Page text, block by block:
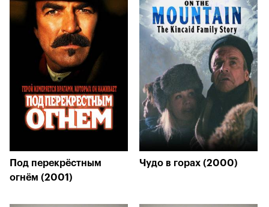
Под перекрёстным
огнём (2001)
Чудо в горах (2000)